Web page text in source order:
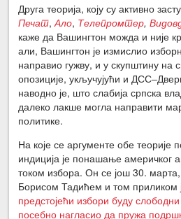
Друга теорија, коју су активно
Печат,Ало, Телепромтер,
каже да Вашингтон можда и није
али, Вашингтон је измислио
направио гужву, и у скупштину на
опозиције, укључујући и
наводно је, што слабија српска
далеко лакше могла направити
политике.
На које се аргументе обе теорије
индиција је понашање америчког
током избора. Он се још 30. марта,
Борисом Тадићем и том приликом
предстојећи избори буду
посебно нагласио да пружа